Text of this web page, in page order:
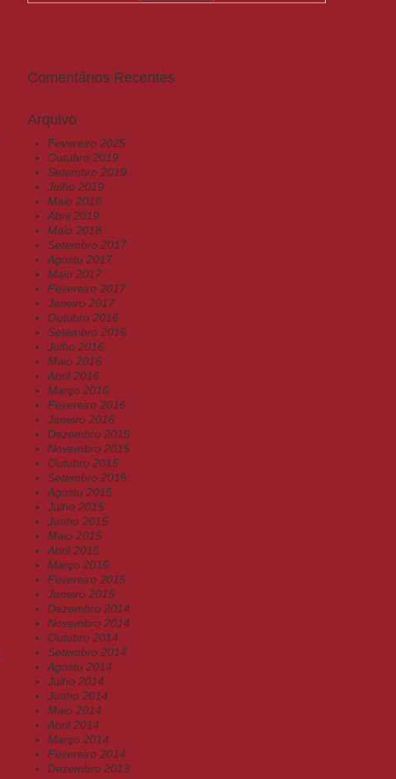
Comentários Recentes
Arquivo
Fevereiro 2025
Outubro 2019
Setembro 2019
Julho 2019
Maio 2019
Abril 2019
Maio 2018
Setembro 2017
Agosto 2017
Maio 2017
Fevereiro 2017
Janeiro 2017
Outubro 2016
Setembro 2016
Julho 2016
Maio 2016
Abril 2016
Março 2016
Fevereiro 2016
Janeiro 2016
Dezembro 2015
Novembro 2015
Outubro 2015
Setembro 2015
Agosto 2015
Julho 2015
Junho 2015
Maio 2015
Abril 2015
Março 2015
Fevereiro 2015
Janeiro 2015
Dezembro 2014
Novembro 2014
Outubro 2014
Setembro 2014
Agosto 2014
Julho 2014
Junho 2014
Maio 2014
Abril 2014
Março 2014
Fevereiro 2014
Dezembro 2013